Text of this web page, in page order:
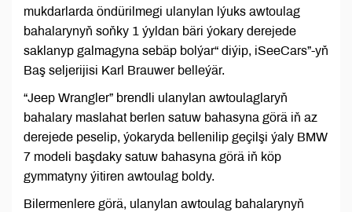
mukdarlarda öndürilmegi ulanylan lýuks awtoulag
bahalarynyň soňky 1 ýyldan bäri ýokary derejede
saklanyp galmagyna sebäp bolýar“ diýip, iSeeCars”-yň
Baş seljerijisi Karl Brauwer belleýär.
“Jeep Wrangler” brendli ulanylan awtoulaglaryň
bahalary maslahat berlen satuw bahasyna görä iň az
derejede peselip, ýokaryda bellenilip geçilşi ýaly BMW
7 modeli başdaky satuw bahasyna görä iň köp
gymmatyny ýitiren awtoulag boldy.
Bilermenlere görä, ulanylan awtoulag bahalarynyň